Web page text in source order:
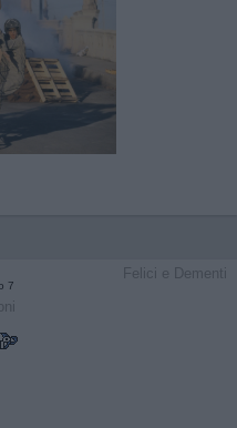
Felici e Dementi
7